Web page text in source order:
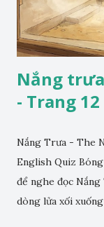
Nắng trưa
- Trang 12
Nắng Trưa - The
English Quiz
để nghe đọc
dòng lửa xối